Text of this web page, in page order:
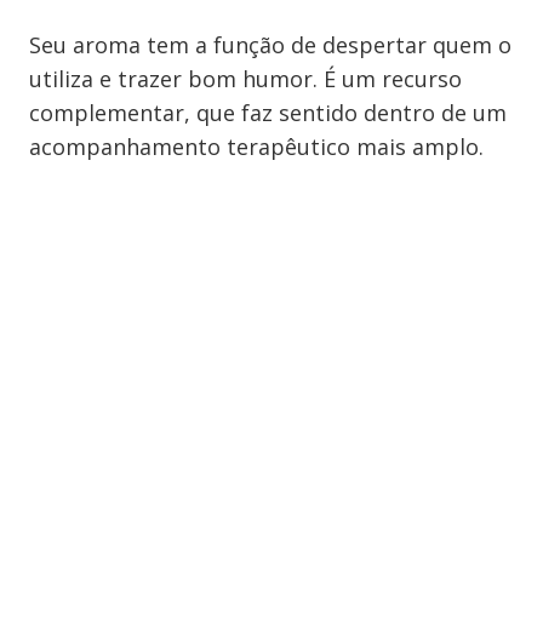
Seu aroma tem a função de despertar quem o
utiliza e trazer bom humor. É um recurso
complementar, que faz sentido dentro de um
acompanhamento terapêutico mais amplo.